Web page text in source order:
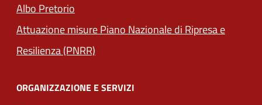
Albo Pretorio
Attuazione misure Piano Nazionale di Ripresa e
Resilienza (PNRR)
ORGANIZZAZIONE E SERVIZI